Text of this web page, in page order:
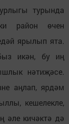
турында
район өчен
ярылып ята.
икән, бу иң
нәтиҗәсе.
аңлап, ярдәм
кешелекле,
әле кичәктә дә